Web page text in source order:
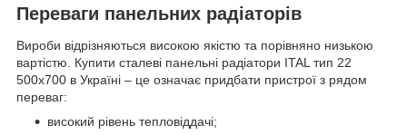
Переваги панельних радіаторів
Вироби відрізняються високою якістю та порівняно низькою
вартістю. Купити сталеві панельні радіатори ITAL тип 22
500x700 в Україні – це означає придбати пристрої з рядом
переваг:
високий рівень тепловіддачі;